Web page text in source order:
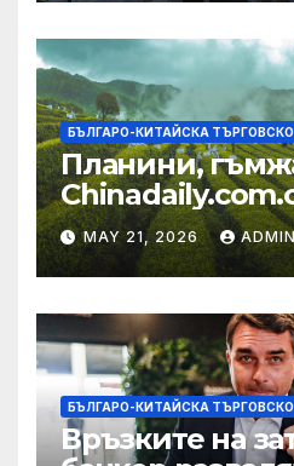
БЪЛГАРО-КИТАЙСКА
Планини,
MAY 21, 2026
БЪЛГАРО-КИТАЙСКА
Връзките на